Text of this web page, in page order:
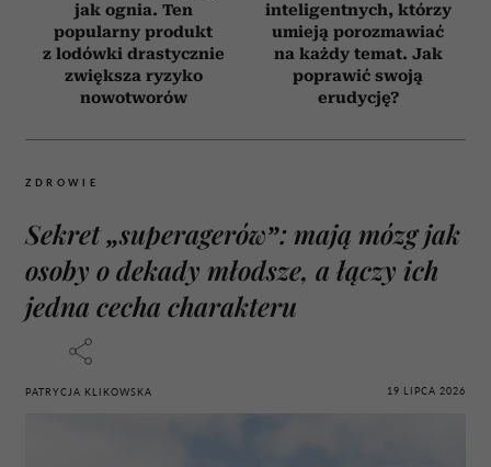
jak ognia. Ten
popularny produkt
z lodówki drastycznie
zwiększa ryzyko
nowotworów
inteligentnych, którzy
umieją porozmawiać
na każdy temat. Jak
poprawić swoją
erudycję?
ZDROWIE
Sekret „superagerów”: mają mózg jak
osoby o dekady młodsze, a łączy ich
jedna cecha charakteru
PATRYCJA KLIKOWSKA 19 LIPCA 2026